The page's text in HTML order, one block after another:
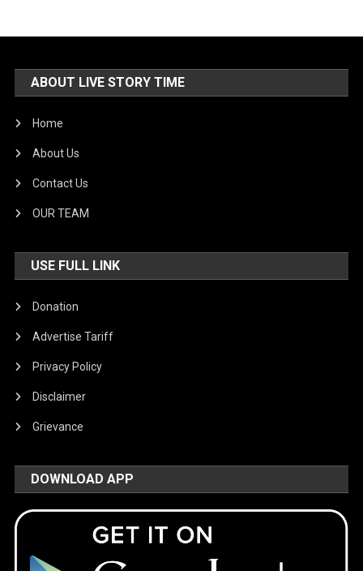
ABOUT LIVE STORY TIME
Home
About Us
Contact Us
OUR TEAM
USE FULL LINK
Donation
Advertise Tariff
Privacy Policy
Disclaimer
Grievance
DOWNLOAD APP